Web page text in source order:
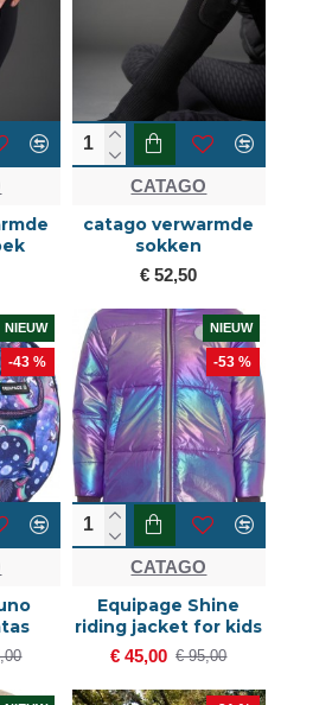
CATAGO
catago verwarmde
sokken
€ 52,50
NIEUW
-43 %
NIEUW
-53 %
CATAGO
Equipage Shine
riding jacket for kids
€ 45,00 € 95,00